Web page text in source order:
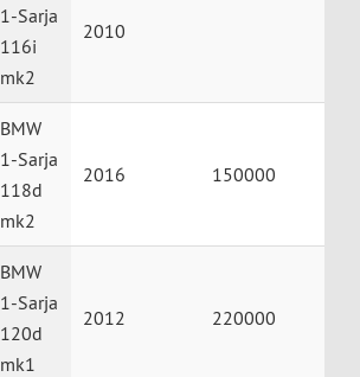
1-Sarja
116i
mk2
2010
BMW
1-Sarja
118d
mk2
2016 150000
BMW
1-Sarja
120d
mk1
2012 220000